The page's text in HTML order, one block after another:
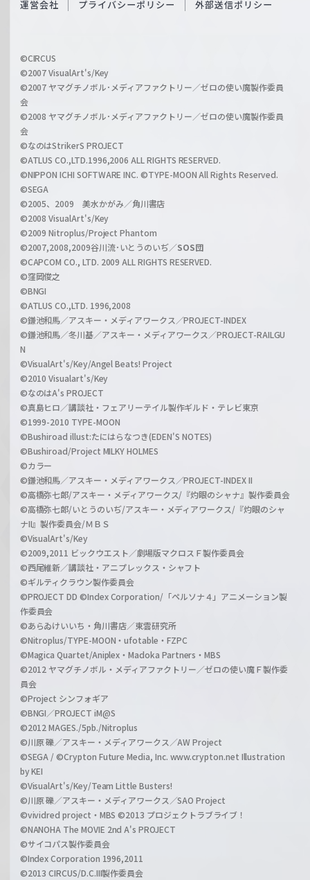
c
a
r
z
i
l
h
a
n
l
運営会社 プライバシーポリシー 外部送信ポリシー
©CIRCUS
©2007 VisualArt's/Key
©2007 ヤマグチノボル･メディアファクトリー／ゼロの使い魔製作委員
会
©2008 ヤマグチノボル･メディアファクトリー／ゼロの使い魔製作委員
会
©なのはStrikerS PROJECT
©ATLUS CO.,LTD.1996,2006 ALL RIGHTS RESERVED.
©NIPPON ICHI SOFTWARE INC. ©TYPE-MOON All Rights Reserved.
©SEGA
©2005、2009 美水かがみ／角川書店
©2008 VisualArt's/Key
©2009 Nitroplus/Project Phantom
©2007,2008,2009谷川流･いとうのいぢ／SOS団
©CAPCOM CO., LTD. 2009 ALL RIGHTS RESERVED.
©窪岡俊之
©BNGI
©ATLUS CO.,LTD. 1996,2008
©鎌池和馬／アスキー・メディアワークス／PROJECT-INDEX
©鎌池和馬／冬川基／アスキー・メディアワークス／PROJECT-RAILGU
N
©VisualArt's/Key/Angel Beats! Project
©2010 Visualart's/Key
©なのはA's PROJECT
©真島ヒロ／講談社・フェアリーテイル製作ギルド・テレビ東京
©1999-2010 TYPE-MOON
©Bushiroad illust:たにはらなつき(EDEN'S NOTES)
©Bushiroad/Project MILKY HOLMES
©カラー
©鎌池和馬／アスキー・メディアワークス／PROJECT-INDEX II
©高橋弥七郎/アスキー・メディアワークス/『灼眼のシャナ』製作委員会
©高橋弥七郎/いとうのいぢ/アスキー・メディアワークス/『灼眼のシャ
ナII』製作委員会/ＭＢＳ
©VisualArt's/Key
©2009,2011 ビックウエスト／劇場版マクロスＦ製作委員会
©西尾維新／講談社・アニプレックス・シャフト
©ギルティクラウン製作委員会
©PROJECT DD ©Index Corporation/「ペルソナ４」アニメーション製
作委員会
©あらゐけいいち・角川書店／東雲研究所
©Nitroplus/TYPE-MOON・ufotable・FZPC
©Magica Quartet/Aniplex・Madoka Partners・MBS
©2012 ヤマグチノボル・メディアファクトリー／ゼロの使い魔Ｆ製作委
員会
©Project シンフォギア
©BNGI／PROJECT iM@S
©2012 MAGES./5pb./Nitroplus
©川原 礫／アスキー・メディアワークス／AW Project
©SEGA / ©Crypton Future Media, Inc. www.crypton.net Illustration
by KEI
©VisualArt's/Key/Team Little Busters!
©川原 礫／アスキー・メディアワークス／SAO Project
©vividred project・MBS ©2013 プロジェクトラブライブ！
©NANOHA The MOVIE 2nd A's PROJECT
©サイコパス製作委員会
©Index Corporation 1996,2011
©2013 CIRCUS/D.C.III製作委員会